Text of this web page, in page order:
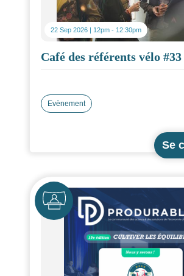
22 Sep 2026 | 12pm - 12:30pm
Café des référents vélo #33
Evènement
Icône